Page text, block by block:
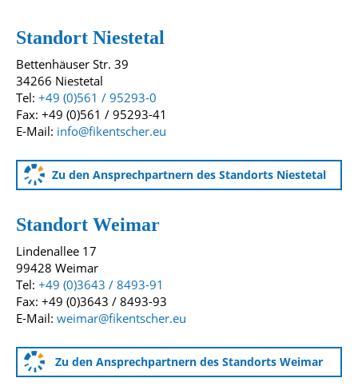
Standort Niestetal
Bettenhäuser Str. 39
34266 Niestetal
Tel: +49 (0)561 / 95293-0
Fax: +49 (0)561 / 95293-41
E-Mail: info@fikentscher.eu
Zu den Ansprechpartnern des Standorts Niestetal
Standort Weimar
Lindenallee 17
99428 Weimar
Tel: +49 (0)3643 / 8493-91
Fax: +49 (0)3643 / 8493-93
E-Mail: weimar@fikentscher.eu
Zu den Ansprechpartnern des Standorts Weimar